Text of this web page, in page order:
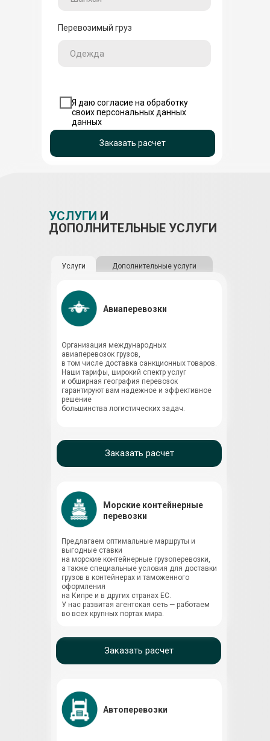
Перевозимый груз
Я даю согласие на обработку
своих персональных данных
данных
Заказать расчет
Услуги Дополнительные услуги
УСЛУГИ И
ДОПОЛНИТЕЛЬНЫЕ УСЛУГИ
Заказать расчет
Заказать расчет
Предлагаем оптимальные маршруты и
выгодные ставки
на морские контейнерные грузоперевозки,
а также специальные условия для доставки
грузов в контейнерах и таможенного
оформления
на Кипре и в других странах ЕС.
У нас развитая агентская сеть — работаем
во всех крупных портах мира.
Морские контейнерные
перевозки
Организация международных
авиаперевозок грузов,
в том числе доставка санкционных товаров.
Наши тарифы, широкий спектр услуг
и обширная география перевозок
гарантируют вам надежное и эффективное
решение
большинства логистических задач.
Авиаперевозки
Автоперевозки